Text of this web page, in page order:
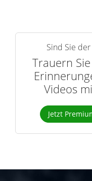
Sind Sie
Trauern
Videos
Jetzt